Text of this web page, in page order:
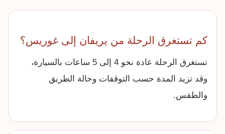
كم تستغرق الرحلة من يريفان إلى غوريس؟
تستغرق الرحلة عادة نحو 4 إلى 5 ساعات بالسيارة،
وقد تزيد المدة حسب التوقفات وحالة الطريق
والطقس.